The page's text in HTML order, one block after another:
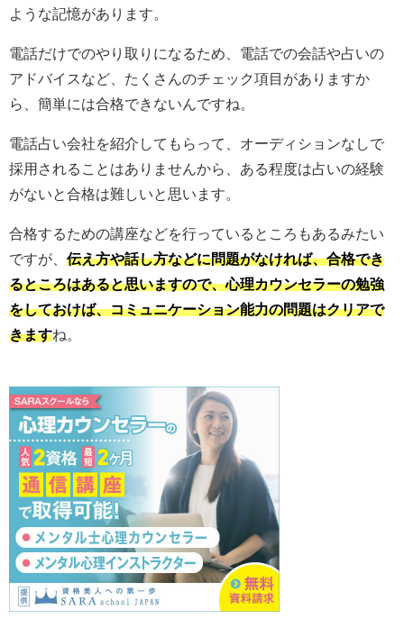
ような記憶があります。
電話だけでのやり取りになるため、電話での会話や占いの
アドバイスなど、たくさんのチェック項目がありますか
ら、簡単には合格できないんですね。
電話占い会社を紹介してもらって、オーディションなしで
採用されることはありませんから、ある程度は占いの経験
がないと合格は難しいと思います。
合格するための講座などを行っているところもあるみたい
ですが、 伝え方や話し方などに問題がなければ、合格でき
るところはあると思いますので、心理カウンセラーの勉強
をしておけば、コミュニケーション能力の問題はクリアで
きますね。